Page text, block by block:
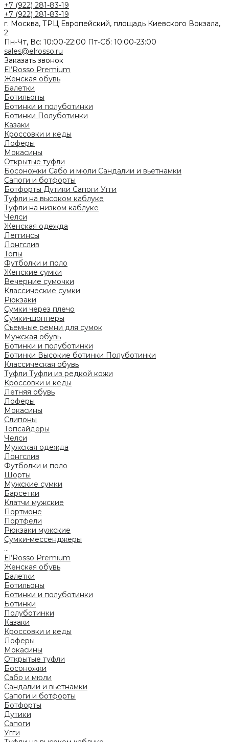
+7 (922) 281-83-19
+7 (922) 281-83-19
г. Москва, ТРЦ Европейский, площадь Киевского Вокзала,
2
Пн-Чт, Вс: 10:00-22:00 Пт-Сб: 10:00-23:00
sales@elrosso.ru
Заказать звонок
El’Rosso Premium
Женская обувь
Балетки
Ботильоны
Ботинки и полуботинки
Ботинки Полуботинки
Казаки
Кроссовки и кеды
Лоферы
Мокасины
Открытые туфли
Босоножки Сабо и мюли Сандалии и вьетнамки
Сапоги и ботфорты
Ботфорты Дутики Сапоги Угги
Туфли на высоком каблуке
Туфли на низком каблуке
Челси
Женская одежда
Леггинсы
Лонгслив
Топы
Футболки и поло
Женские сумки
Вечерние сумочки
Классические сумки
Рюкзаки
Сумки через плечо
Сумки-шопперы
Съемные ремни для сумок
Мужская обувь
Ботинки и полуботинки
Ботинки Высокие ботинки Полуботинки
Классическая обувь
Туфли Туфли из редкой кожи
Кроссовки и кеды
Летняя обувь
Лоферы
Мокасины
Слипоны
Топсайдеры
Челси
Мужская одежда
Лонгслив
Футболки и поло
Шорты
Мужские сумки
Барсетки
Клатчи мужские
Портмоне
Портфели
Рюкзаки мужские
Сумки-мессенджеры
...
El’Rosso Premium
Женская обувь
Балетки
Ботильоны
Ботинки и полуботинки
Ботинки
Полуботинки
Казаки
Кроссовки и кеды
Лоферы
Мокасины
Открытые туфли
Босоножки
Сабо и мюли
Сандалии и вьетнамки
Сапоги и ботфорты
Ботфорты
Дутики
Сапоги
Угги